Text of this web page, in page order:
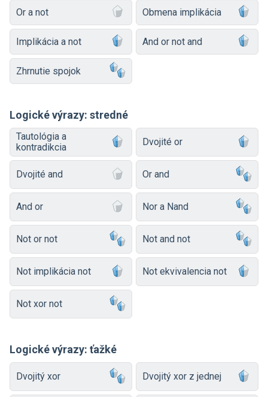
Or a not Obmena implikácia
Implikácia a not And or not and
Zhrnutie spojok
Logické výrazy: stredné
Tautológia a
kontradikcia
Dvojité or
Dvojité and Or and
And or Nor a Nand
Not or not Not and not
Not implikácia not Not ekvivalencia not
Not xor not
Logické výrazy: ťažké
Dvojitý xor Dvojitý xor z jednej